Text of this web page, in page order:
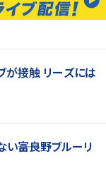
が接触 リーズには
――富良野ブルーリ